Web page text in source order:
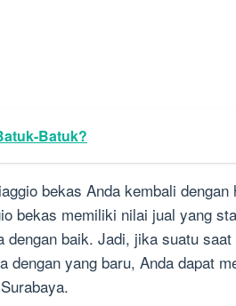
Batuk?
bekas Anda kembali dengan
bekas memiliki nilai jual yang
baik. Jadi, jika suatu saat
dengan yang baru, Anda dapat